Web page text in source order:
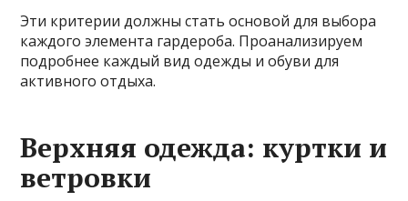
Эти критерии должны стать основой для выбора
каждого элемента гардероба. Проанализируем
подробнее каждый вид одежды и обуви для
активного отдыха.
Верхняя одежда: куртки и
ветровки